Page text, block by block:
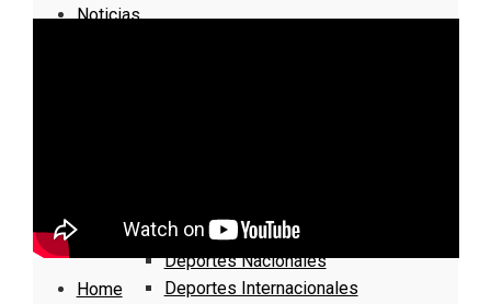
Noticias
Deportes Locales
Deportes Nacionales
Deportes Internacionales
Home